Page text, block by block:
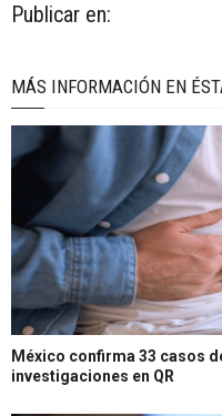
Publicar en:
MÁS INFORMACIÓN EN
México confirma 33 casos
investigaciones en QR